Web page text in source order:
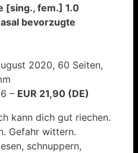
[sing., fem.] 1.0
bevorzugte
2020, 60 Seiten,
– EUR 21,90 (DE)
kann dich gut riechen.
Gefahr wittern.
schnuppern,